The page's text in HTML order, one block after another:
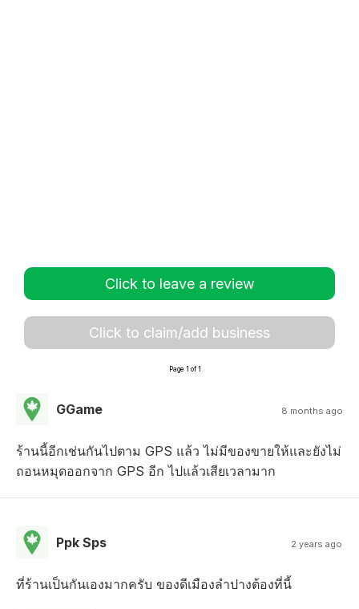
Click to leave a review
Click to claim/add business
Page 1 of 1
GGame 8 months ago
ร้านนี้อีกเช่นกันไปตาม GPS แล้ว ไม่มีของขายให้และยังไม่
ถอนหมุดออกจาก GPS อีก ไปแล้วเสียเวลามาก
Ppk Sps 2 years ago
ที่ร้านเป็นกันเองมากครับ ของดีเมืองลำปางต้องที่นี้